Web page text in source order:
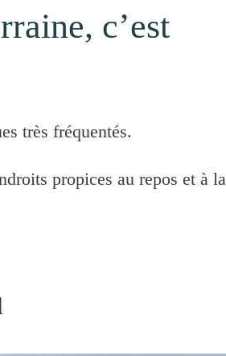
c’est
très fréquentés.
propices au repos et à la